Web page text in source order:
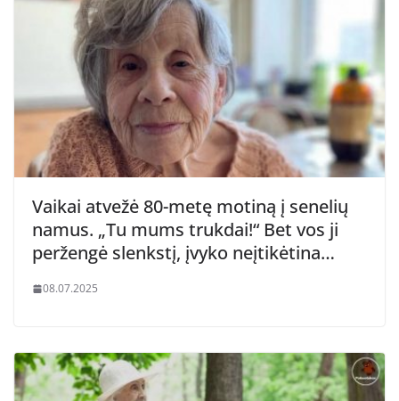
Vaikai atvežė 80-metę motiną į senelių
namus. „Tu mums trukdai!“ Bet vos ji
peržengė slenkstį, įvyko neįtikėtina…
08.07.2025